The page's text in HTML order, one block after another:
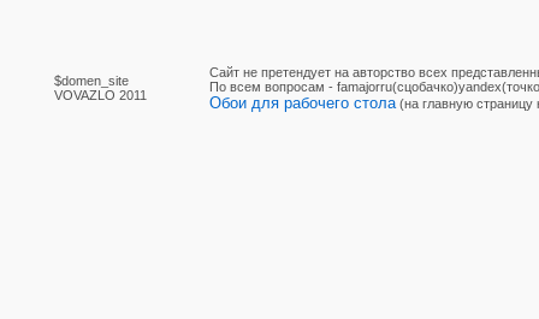
$domen_site
VOVAZLO 2011
Сайт не претендует на авторство всех
По вcем вопросам -
Обои для рабочего стола (на главную страницу